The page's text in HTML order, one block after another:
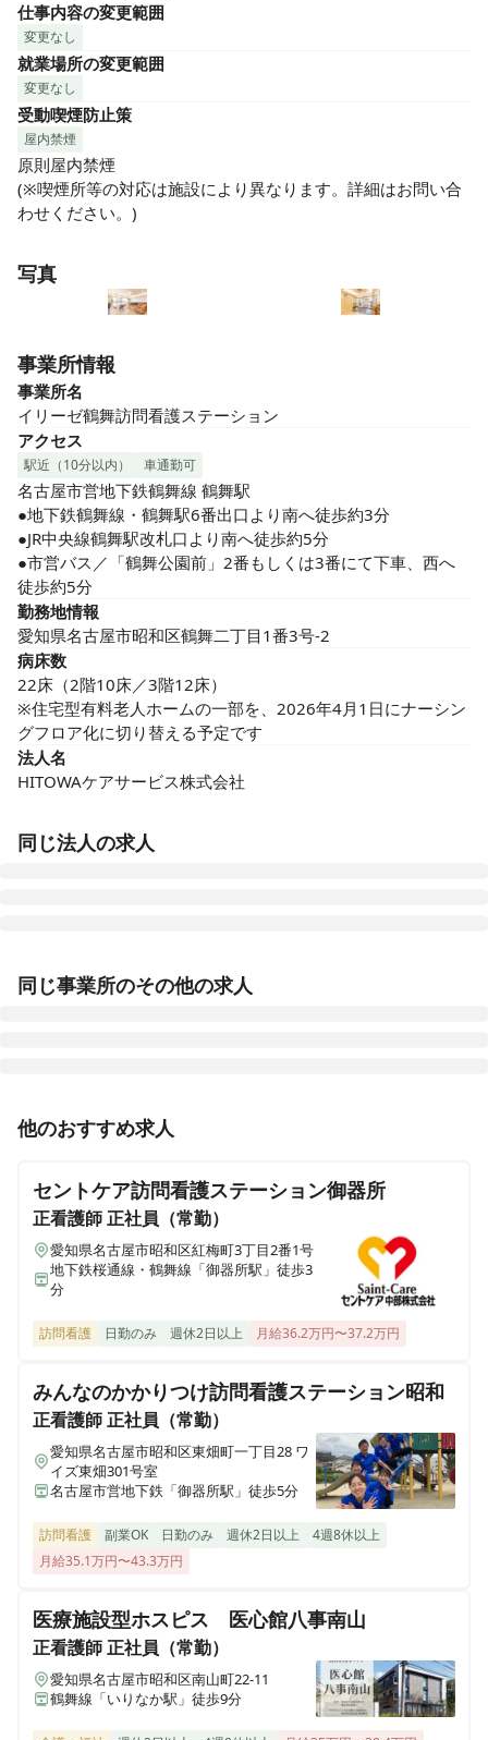
仕事内容の変更範囲
変更なし
就業場所の変更範囲
変更なし
受動喫煙防止策
屋内禁煙
原則屋内禁煙
(※喫煙所等の対応は施設により異なります。詳細はお問い合
わせください。)
写真
事業所情報
事業所名
イリーゼ鶴舞訪問看護ステーション
アクセス
駅近（10分以内） 車通勤可
名古屋市営地下鉄鶴舞線 鶴舞駅
●地下鉄鶴舞線・鶴舞駅6番出口より南へ徒歩約3分
●JR中央線鶴舞駅改札口より南へ徒歩約5分
●市営バス／「鶴舞公園前」2番もしくは3番にて下車、西へ
徒歩約5分
勤務地情報
愛知県名古屋市昭和区鶴舞二丁目1番3号-2
病床数
22床（2階10床／3階12床）
※住宅型有料老人ホームの一部を、2026年4月1日にナーシン
グフロア化に切り替える予定です
法人名
HITOWAケアサービス株式会社
同じ法人の求人
新潟県新潟市中央区山二ツ3-8-143
イリーゼ瑞穂汐路
イリーゼ岡谷
長野県岡谷市山下町1-1-37
イリーゼ仙台荒井西
イリーゼセントベル諏訪湖
長野県諏訪市大和1-5-5
同じ事業所のその他の求人
正看護師 正社員（常勤）
【急募】★駅近★施設内訪問看護 高収入 / 車・バイク
正看護師 パート・アルバイト
【急募】★駅近★施設内訪問看護 日勤のみ可 / 週2日～
可 / 車・バイク通勤可
他のおすすめ求人
セントケア訪問看護ステーション御器所
正看護師正社員（常勤）
愛知県名古屋市昭和区紅梅町3丁目2番1号
地下鉄桜通線・鶴舞線「御器所駅」徒歩3
分
訪問看護 日勤のみ 週休2日以上 月給36.2万円〜37.2万円
みんなのかかりつけ訪問看護ステーション昭和
正看護師正社員（常勤）
愛知県名古屋市昭和区東畑町一丁目28 ワ
イズ東畑301号室
名古屋市営地下鉄「御器所駅」徒歩5分
訪問看護 副業OK 日勤のみ 週休2日以上
4週8休以上
月給35.1万円〜43.3万円
医療施設型ホスピス 医心館八事南山
正看護師正社員（常勤）
愛知県名古屋市昭和区南山町22-11
鶴舞線「いりなか駅」徒歩9分